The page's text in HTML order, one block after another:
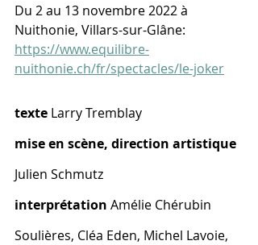
Du 2 au 13 novembre 2022 à
Nuithonie, Villars-sur-Glâne:
https://www.equilibre-
nuithonie.ch/fr/spectacles/le-joker
texte Larry Tremblay
mise en scène, direction artistique
Julien Schmutz
interprétation Amélie Chérubin
Soulières, Cléa Eden, Michel Lavoie,